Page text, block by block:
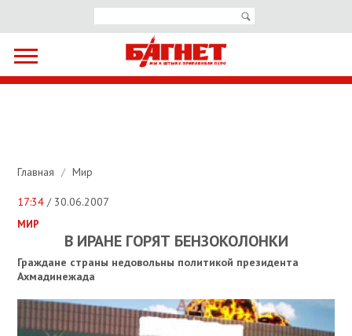
Главная / Мир
17:34 / 30.06.2007
МИР
В ИРАНЕ ГОРЯТ БЕНЗОКОЛОНКИ
Граждане страны недовольны политикой президента
Ахмадинежада